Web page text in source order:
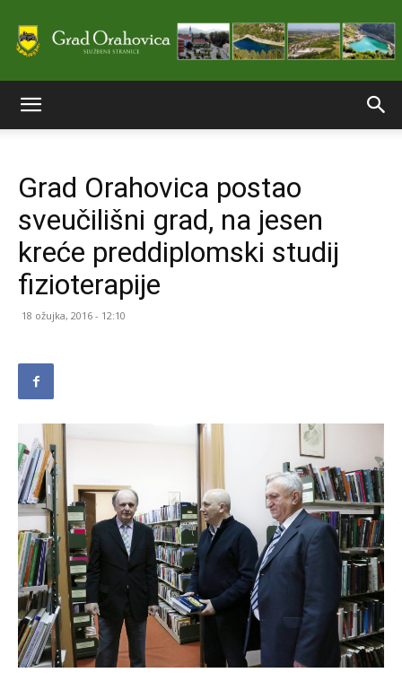
stranice
Grada
Grad Orahovica postao
sveučilišni grad, na jesen
kreće preddiplomski studij
fizioterapije
18 ožujka, 2016 - 12:10